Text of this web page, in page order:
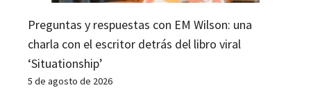
Preguntas y respuestas con EM Wilson: una
charla con el escritor detrás del libro viral
‘Situationship’
5 de agosto de 2026